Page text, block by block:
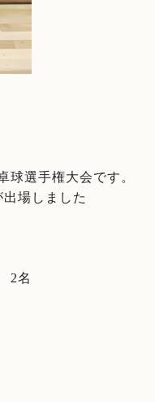
球選手権大会です。
場しました
2名